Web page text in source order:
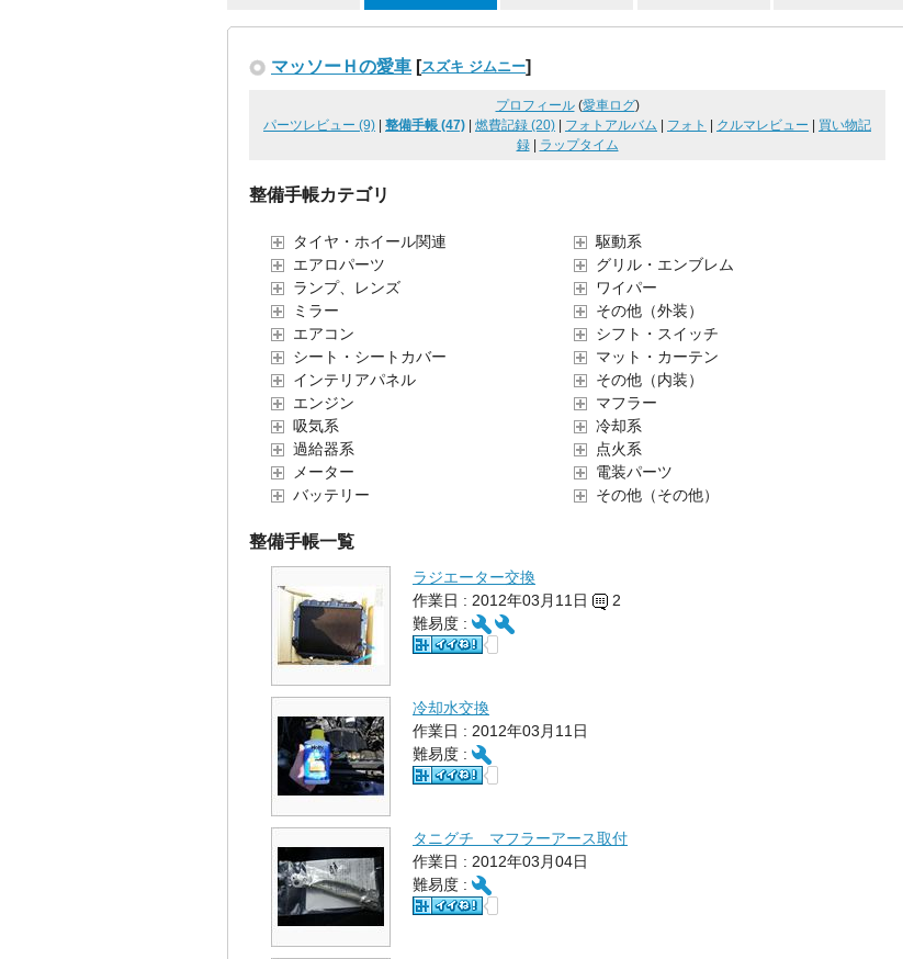
マッソーＨの愛車 [スズキ ジムニー]
プロフィール(愛車ログ)
パーツレビュー (9)
整備手帳 (47) 燃費記録 (20) フォトアルバム フォト クルマレビュー
買い物記
録| ラップタイム
整備手帳カテゴリ
タイヤ・ホイール関連
エアロパーツ
ランプ、レンズ
ミラー
エアコン
シート・シートカバー
インテリアパネル
エンジン
吸気系
過給器系
メーター
バッテリー
駆動系
グリル・エンブレム
ワイパー
その他（外装）
シフト・スイッチ
マット・カーテン
その他（内装）
マフラー
冷却系
点火系
電装パーツ
その他（その他）
整備手帳一覧
ラジエーター交換
作業日 : 2012年03月11日
2
難易度 :
冷却水交換
作業日 : 2012年03月11日
難易度 :
タニグチ マフラーアース取付
作業日 : 2012年03月04日
難易度 :